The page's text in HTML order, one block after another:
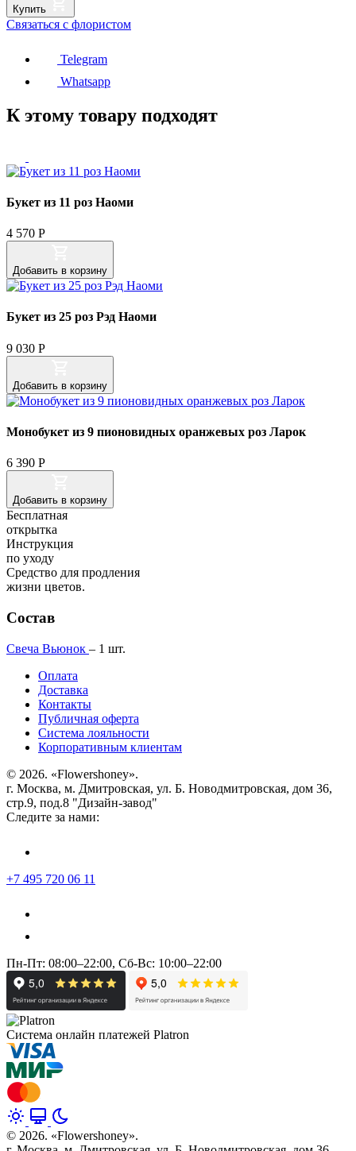
Купить
Связаться с флористом
Telegram
Whatsapp
К этому товару подходят
Букет из 11 роз Наоми
4 570 Р
Добавить в корзину
Букет из 25 роз Рэд Наоми
9 030 Р
Добавить в корзину
Монобукет из 9 пионовидных оранжевых роз Ларок
6 390 Р
Добавить в корзину
Бесплатная
открытка
Инструкция
по уходу
Cредство для продления
жизни цветов.
Состав
Свеча Вьюнок – 1 шт.
Оплата
Доставка
Контакты
Публичная оферта
Система лояльности
Корпоративным клиентам
© 2026. «Flowershoney».
г. Москва, м. Дмитровская, ул. Б. Новодмитровская, дом 36,
стр.9, под.8 "Дизайн-завод"
Следите за нами:
+7 495 720 06 11
Пн-Пт: 08:00–22:00, Сб-Вс: 10:00–22:00
Система онлайн платежей Platron
© 2026. «Flowershoney».